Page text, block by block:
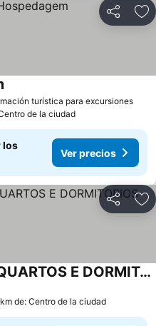
Compartir
turística para excursiones
de la ciudad
los
Ver precios
Compartir
Casa Pousadinha Mel- QUARTOS E DORMITORIOS
de: Centro de la ciudad